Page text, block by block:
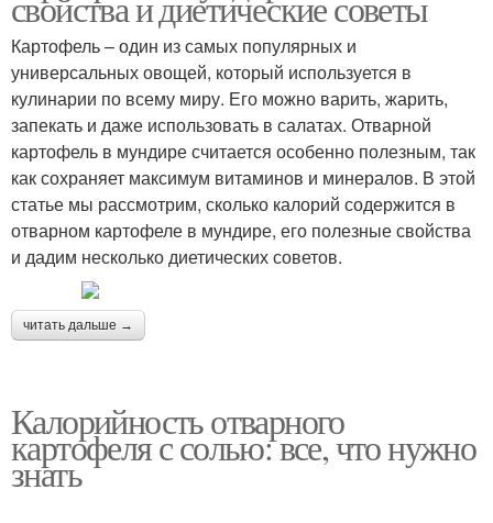
Картофель – один из самых популярных и
универсальных овощей, который используется в
кулинарии по всему миру. Его можно варить, жарить,
запекать и даже использовать в салатах. Отварной
картофель в мундире считается особенно полезным, так
как сохраняет максимум витаминов и минералов. В этой
статье мы рассмотрим, сколько калорий содержится в
отварном картофеле в мундире, его полезные свойства
и дадим несколько диетических советов.
читать дальше →
Калорийность отварного
картофеля с солью: все, что нужно
знать